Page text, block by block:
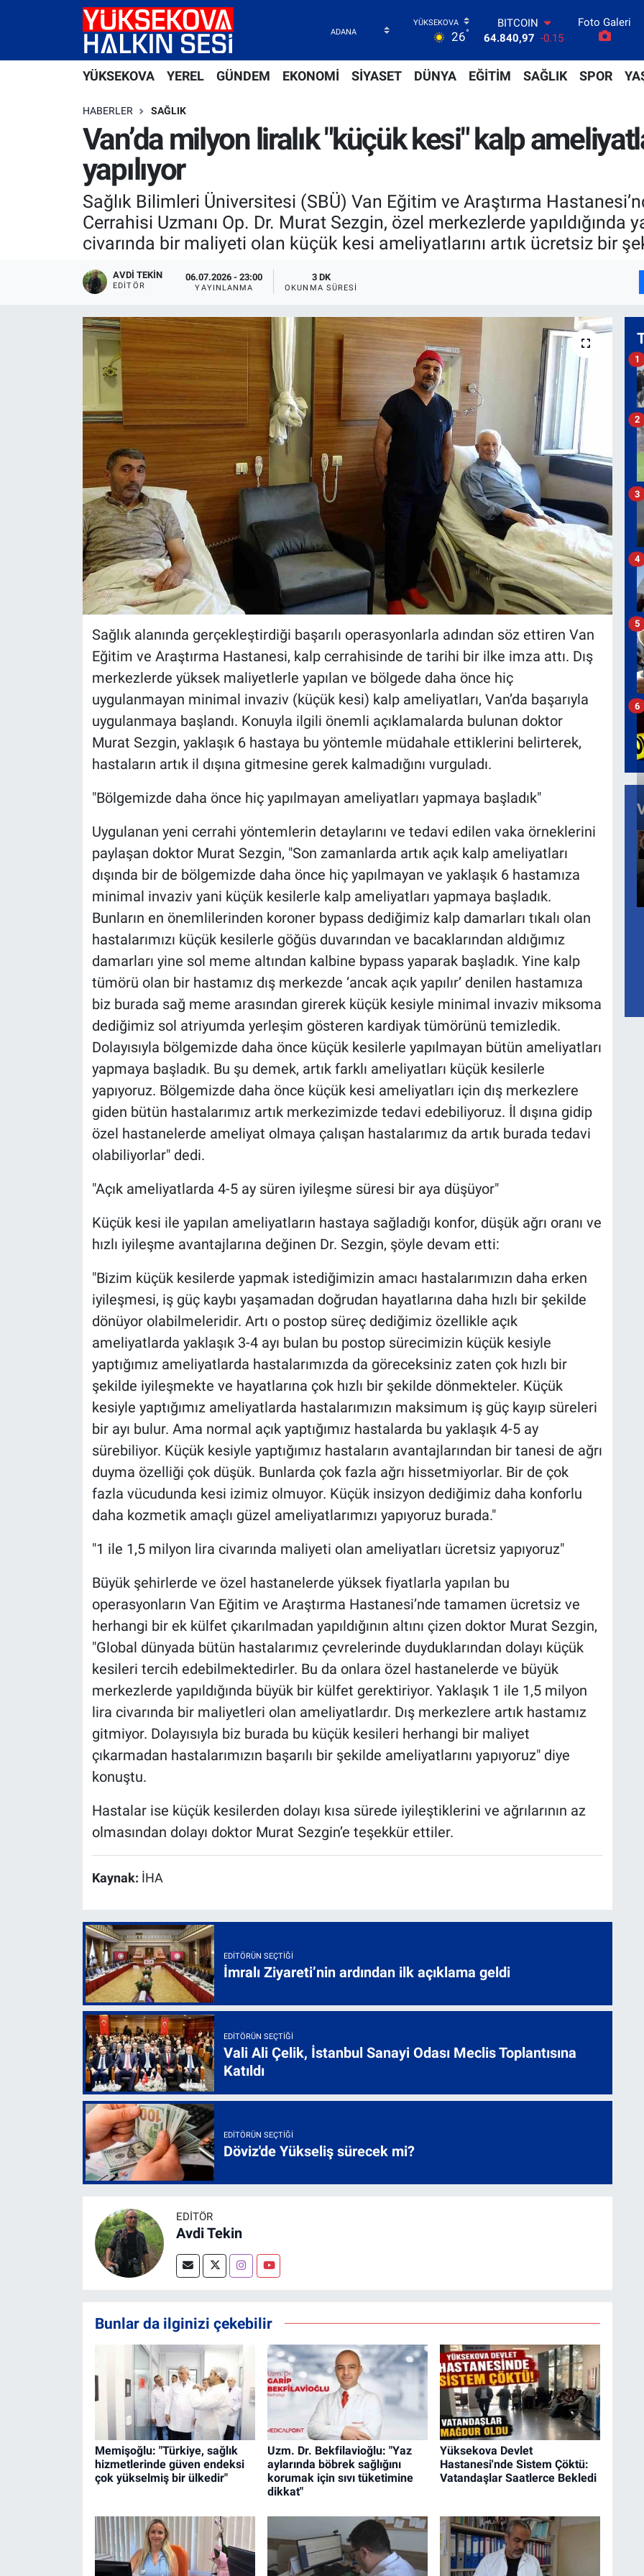
26°
DOLAR
47,7436
0.18
55,2510
0.32
STERLİN
6660.55
BİST100
13.779
Foto Galeri
YÜKSEKOVA YEREL GÜNDEM EKONOMİ SİYASET DÜNYA EĞİTİM SAĞLIK SPOR
HABERLER SAĞLIK
Van’da milyon liralık "küçük kesi" kalp
yapılıyor
Sağlık Bilimleri Üniversitesi (SBÜ) Van Eğitim ve Araştırma
Cerrahisi Uzmanı Op. Dr. Murat Sezgin, özel merkezlerde yapıldığında
civarında bir maliyeti olan küçük kesi ameliyatlarını artık ücretsiz bir
AVDI TEKIN
EDITÖR
06.07.2026 - 23:00
YAYINLANMA
3 DK
OKUNMA SÜRESI
Sağlık alanında gerçekleştirdiği başarılı operasyonlarla adından söz ettiren Van
Eğitim ve Araştırma Hastanesi, kalp cerrahisinde de tarihi bir ilke imza attı. Dış
merkezlerde yüksek maliyetlerle yapılan ve bölgede daha önce hiç
uygulanmayan minimal invaziv (küçük kesi) kalp ameliyatları, Van’da başarıyla
uygulanmaya başlandı. Konuyla ilgili önemli açıklamalarda bulunan doktor
Murat Sezgin, yaklaşık 6 hastaya bu yöntemle müdahale ettiklerini belirterek,
hastaların artık il dışına gitmesine gerek kalmadığını vurguladı.
"Bölgemizde daha önce hiç yapılmayan ameliyatları yapmaya başladık"
Uygulanan yeni cerrahi yöntemlerin detaylarını ve tedavi edilen vaka örneklerini
paylaşan doktor Murat Sezgin, "Son zamanlarda artık açık kalp ameliyatları
dışında bir de bölgemizde daha önce hiç yapılmayan ve yaklaşık 6 hastamıza
minimal invaziv yani küçük kesilerle kalp ameliyatları yapmaya başladık.
Bunların en önemlilerinden koroner bypass dediğimiz kalp damarları tıkalı olan
hastalarımızı küçük kesilerle göğüs duvarından ve bacaklarından aldığımız
damarları yine sol meme altından kalbine bypass yaparak başladık. Yine kalp
tümörü olan bir hastamız dış merkezde ‘ancak açık yapılır’ denilen hastamıza
biz burada sağ meme arasından girerek küçük kesiyle minimal invaziv miksoma
dediğimiz sol atriyumda yerleşim gösteren kardiyak tümörünü temizledik.
Dolayısıyla bölgemizde daha önce küçük kesilerle yapılmayan bütün ameliyatları
yapmaya başladık. Bu şu demek, artık farklı ameliyatları küçük kesilerle
yapıyoruz. Bölgemizde daha önce küçük kesi ameliyatları için dış merkezlere
giden bütün hastalarımız artık merkezimizde tedavi edebiliyoruz. İl dışına gidip
özel hastanelerde ameliyat olmaya çalışan hastalarımız da artık burada tedavi
olabiliyorlar" dedi.
"Açık ameliyatlarda 4-5 ay süren iyileşme süresi bir aya düşüyor"
Küçük kesi ile yapılan ameliyatların hastaya sağladığı konfor, düşük ağrı oranı ve
hızlı iyileşme avantajlarına değinen Dr. Sezgin, şöyle devam etti:
"Bizim küçük kesilerde yapmak istediğimizin amacı hastalarımızın daha erken
iyileşmesi, iş güç kaybı yaşamadan doğrudan hayatlarına daha hızlı bir şekilde
dönüyor olabilmeleridir. Artı o postop süreç dediğimiz özellikle açık
ameliyatlarda yaklaşık 3-4 ayı bulan bu postop sürecimizin küçük kesiyle
yaptığımız ameliyatlarda hastalarımızda da göreceksiniz zaten çok hızlı bir
şekilde iyileşmekte ve hayatlarına çok hızlı bir şekilde dönmekteler. Küçük
kesiyle yaptığımız ameliyatlarda hastalarımızın maksimum iş güç kayıp süreleri
bir ayı bulur. Ama normal açık yaptığımız hastalarda bu yaklaşık 4-5 ay
sürebiliyor. Küçük kesiyle yaptığımız hastaların avantajlarından bir tanesi de ağrı
duyma özelliği çok düşük. Bunlarda çok fazla ağrı hissetmiyorlar. Bir de çok
fazla vücudunda kesi izimiz olmuyor. Küçük insizyon dediğimiz daha konforlu
daha kozmetik amaçlı güzel ameliyatlarımızı yapıyoruz burada."
"1 ile 1,5 milyon lira civarında maliyeti olan ameliyatları ücretsiz yapıyoruz"
Büyük şehirlerde ve özel hastanelerde yüksek fiyatlarla yapılan bu
operasyonların Van Eğitim ve Araştırma Hastanesi’nde tamamen ücretsiz ve
herhangi bir ek külfet çıkarılmadan yapıldığının altını çizen doktor Murat Sezgin,
"Global dünyada bütün hastalarımız çevrelerinde duyduklarından dolayı küçük
kesileri tercih edebilmektedirler. Bu da onlara özel hastanelerde ve büyük
merkezlerde yapıldığında büyük bir külfet gerektiriyor. Yaklaşık 1 ile 1,5 milyon
lira civarında bir maliyetleri olan ameliyatlardır. Dış merkezlere artık hastamız
gitmiyor. Dolayısıyla biz burada bu küçük kesileri herhangi bir maliyet
çıkarmadan hastalarımızın başarılı bir şekilde ameliyatlarını yapıyoruz" diye
konuştu.
Hastalar ise küçük kesilerden dolayı kısa sürede iyileştiklerini ve ağrılarının az
olmasından dolayı doktor Murat Sezgin’e teşekkür ettiler.
Kaynak: İHA
EDITÖRÜN SEÇTIĞI
İmralı Ziyareti’nin ardından ilk açıklama geldi
EDITÖRÜN SEÇTIĞI
Vali Ali Çelik, İstanbul Sanayi Odası Meclis Toplantısına
Katıldı
EDITÖRÜN SEÇTIĞI
Döviz'de Yükseliş sürecek mi?
EDITÖR
Avdi Tekin
Bunlar da ilginizi çekebilir
Memişoğlu: "Türkiye, sağlık
hizmetlerinde güven endeksi
çok yükselmiş bir ülkedir"
Uzm. Dr. Bekfilavioğlu: "Yaz
aylarında böbrek sağlığını
korumak için sıvı tüketimine
dikkat"
Yüksekova Devlet
Hastanesi'nde Sistem Çöktü:
Vatandaşlar Saatlerce Bekledi
1
2
3
4
5
6
Yüksekova Nöbetçi Eczaneler
Yüksekova Trafik Yoğunluk Haritası
Süper Lig Puan Durumu ve Fikstür
Tüm Manşetler
Son Dakika Haberleri
Haber Arşivi